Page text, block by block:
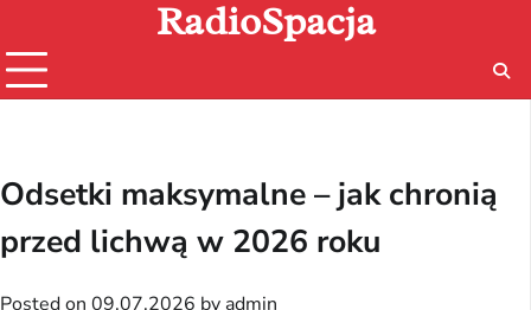
content
RadioSpacja
Odsetki maksymalne – jak chronią
przed lichwą w 2026 roku
Posted on 09.07.2026 by admin